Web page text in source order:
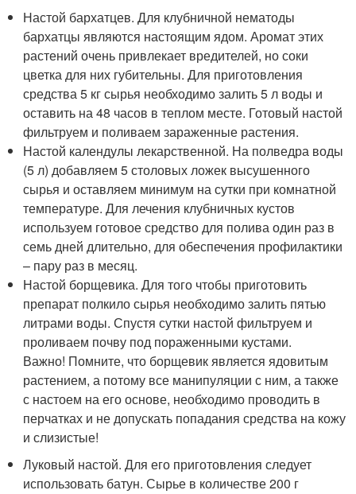
Настой бархатцев. Для клубничной нематоды
бархатцы являются настоящим ядом. Аромат этих
растений очень привлекает вредителей, но соки
цветка для них губительны. Для приготовления
средства 5 кг сырья необходимо залить 5 л воды и
оставить на 48 часов в теплом месте. Готовый настой
фильтруем и поливаем зараженные растения.
Настой календулы лекарственной. На полведра воды
(5 л) добавляем 5 столовых ложек высушенного
сырья и оставляем минимум на сутки при комнатной
температуре. Для лечения клубничных кустов
используем готовое средство для полива один раз в
семь дней длительно, для обеспечения профилактики
– пару раз в месяц.
Настой борщевика. Для того чтобы приготовить
препарат полкило сырья необходимо залить пятью
литрами воды. Спустя сутки настой фильтруем и
проливаем почву под пораженными кустами.
Важно! Помните, что борщевик является ядовитым
растением, а потому все манипуляции с ним, а также
с настоем на его основе, необходимо проводить в
перчатках и не допускать попадания средства на кожу
и слизистые!
Луковый настой. Для его приготовления следует
использовать батун. Сырье в количестве 200 г